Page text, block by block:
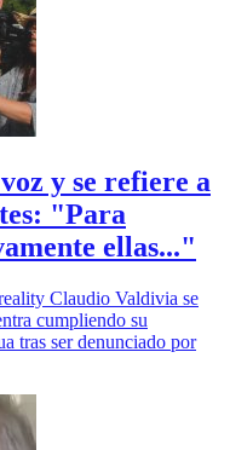
y se refiere a
"Para
ellas..."
Claudio Valdivia se
cumpliendo su
tras ser denunciado por